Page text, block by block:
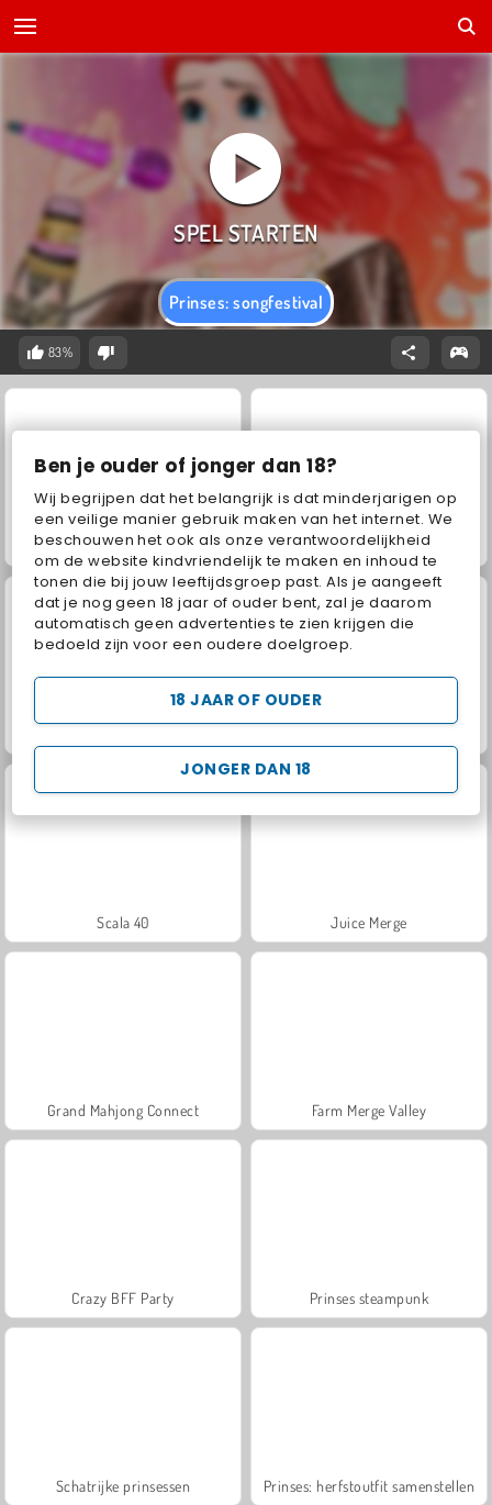
Ben je ouder of jonger dan 18?
Wij begrijpen dat het belangrijk is dat minderjarigen op
een veilige manier gebruik maken van het internet. We
beschouwen het ook als onze verantwoordelijkheid
om de website kindvriendelijk te maken en inhoud te
tonen die bij jouw leeftijdsgroep past. Als je aangeeft
dat je nog geen 18 jaar of ouder bent, zal je daarom
automatisch geen advertenties te zien krijgen die
bedoeld zijn voor een oudere doelgroep.
JONGER DAN 18
18 JAAR OF OUDER
Prinses: songfestival
83%
Bridal showerfeest Trollface Quest: USA 2
Scala 40 Juice Merge
Grand Mahjong Connect Farm Merge Valley
Crazy BFF Party Prinses steampunk
Schatrijke prinsessen Prinses: herfstoutfit samenstellen